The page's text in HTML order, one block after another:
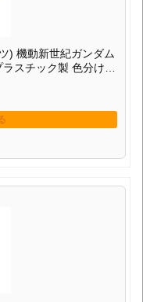
) 機動新世紀ガンダム
スチック製 色分け済